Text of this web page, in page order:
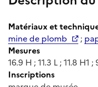
Matériaux et
mine de plomb
;
Mesures
16.9 H ; 11.3 L ; 11.8 H1 ;
Inscriptions